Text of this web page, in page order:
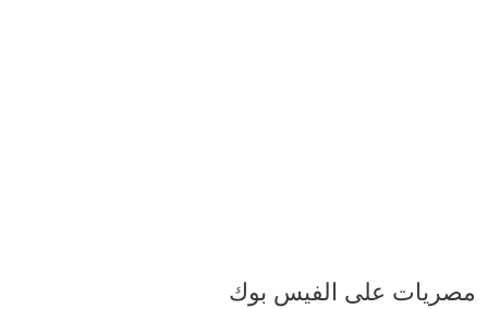
مصريات على الفيس بوك